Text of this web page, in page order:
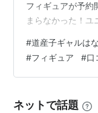
フィギュアが予約
まらなかった！ユ
予約しなきゃ！
良かったポイント
が作品の世界観そ
が明るくなりそう
#道産子ギャルは
#フィギュア #口
ネットで話題